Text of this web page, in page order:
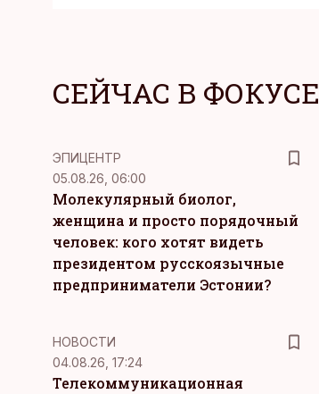
СЕЙЧАС В ФОКУСЕ
ЭПИЦЕНТР
05.08.26, 06:00
Молекулярный биолог,
женщина и просто порядочный
человек: кого хотят видеть
президентом русскоязычные
предприниматели Эстонии?
НОВОСТИ
04.08.26, 17:24
Телекоммуникационная